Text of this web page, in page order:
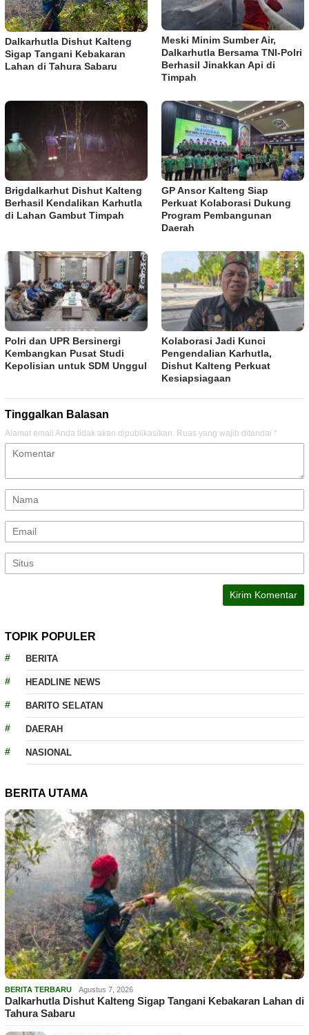
Dalkarhutla Dishut Kalteng
Sigap Tangani Kebakaran
Lahan di Tahura Sabaru
Meski Minim Sumber Air,
Dalkarhutla Bersama TNI-Polri
Berhasil Jinakkan Api di
Timpah
Brigdalkarhut Dishut Kalteng
Berhasil Kendalikan Karhutla
di Lahan Gambut Timpah
GP Ansor Kalteng Siap
Perkuat Kolaborasi Dukung
Program Pembangunan
Daerah
Polri dan UPR Bersinergi
Kembangkan Pusat Studi
Kepolisian untuk SDM Unggul
Kolaborasi Jadi Kunci
Pengendalian Karhutla,
Dishut Kalteng Perkuat
Kesiapsiagaan
Tinggalkan Balasan
Alamat email Anda tidak akan dipublikasikan. Ruas yang wajib ditandai *
TOPIK POPULER
BERITA
HEADLINE NEWS
BARITO SELATAN
DAERAH
NASIONAL
BERITA UTAMA
BERITA TERBARU Agustus 7, 2026
Dalkarhutla Dishut Kalteng Sigap Tangani Kebakaran Lahan di
Tahura Sabaru